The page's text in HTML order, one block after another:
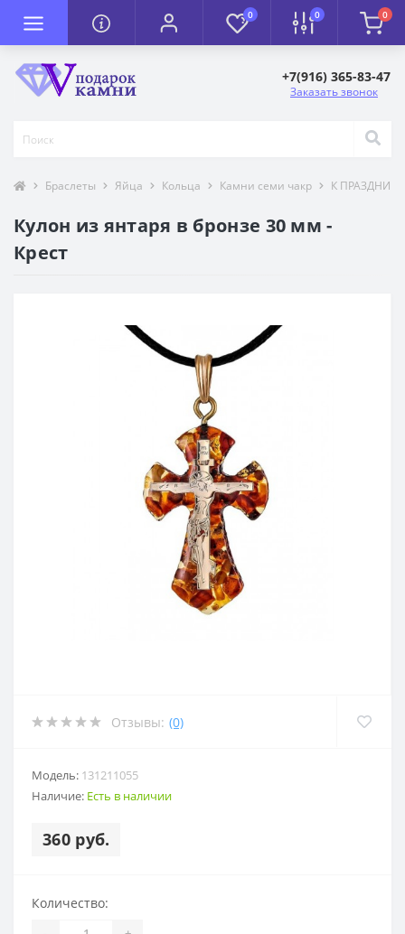
0 0 0
+7(916) 365-83-47
Заказать звонок
Браслеты Яйца Кольца Камни семи чакр К
Кулон из янтаря в бронзе 30 мм -
Крест
Отзывы: (0)
Модель: 131211055
Наличие: Есть в наличии
360 руб.
Количество: